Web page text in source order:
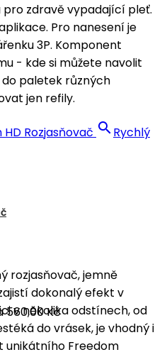
zdravě vypadající pleť.
Pro nanesení je
3P. Komponent
- kde si můžete navolit
paletek různých
jen refily.
 Rychlý
rozjasňovač, jemně
dokonalý efekt v
v několika odstínech, od
do vrásek, je vhodný i
unikátního Freedom
560,00 Kč